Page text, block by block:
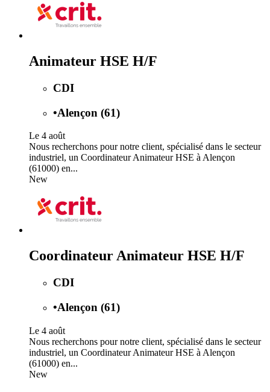
Animateur HSE H/F
CDI
•Alençon (61)
Le 4 août
Nous recherchons pour notre client, spécialisé dans le secteur
industriel, un Coordinateur Animateur HSE à Alençon
(61000) en...
New
Coordinateur Animateur HSE H/F
CDI
•Alençon (61)
Le 4 août
Nous recherchons pour notre client, spécialisé dans le secteur
industriel, un Coordinateur Animateur HSE à Alençon
(61000) en...
New